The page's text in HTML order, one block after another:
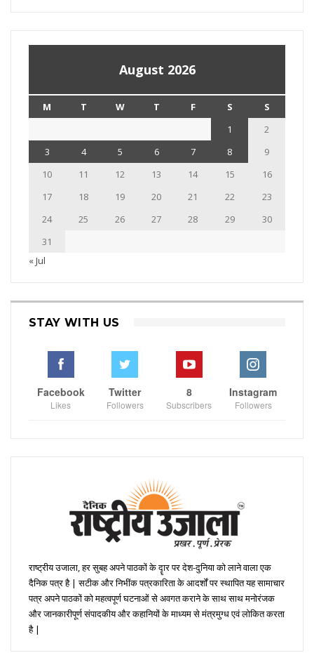
August 2026
M T W T F S
S
1
2
3
4 5 6 7 8
9
10
11 12 13 14 15
16
17
18 19 20 21 22
23
24
25 26 27 28 29
30
31
« Jul
STAY WITH US
Facebook
Likes
Twitter
Followers
8
Subscribers
Instagram
Followers
राष्ट्रीय उजाला, हर सुबह अपने पाठकों के दॄार पर देश-दुनिया को लाने वाला एक
दैनिक पत्र है | सटीक और निभींक पत्रकारिता के आदर्शों पर स्थापित यह सामाचार
पत्र अपने पाठकों को महत्वपूर्ण घटनाओं से अवगत कराने के साथ साथ मनोरंजक
और जानकारीपूर्ण संपादकीय और कहानियों के माध्यम से मंत्रमुग्ध एवं लोकित करता
है |